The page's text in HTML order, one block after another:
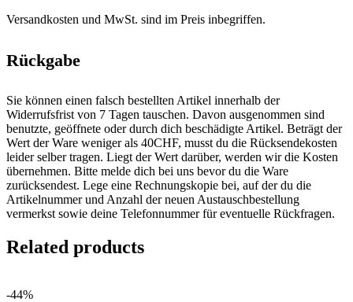
Versandkosten und MwSt. sind im Preis inbegriffen.
Rückgabe
Sie können einen falsch bestellten Artikel innerhalb der
Widerrufsfrist von 7 Tagen tauschen. Davon ausgenommen sind
benutzte, geöffnete oder durch dich beschädigte Artikel. Beträgt der
Wert der Ware weniger als 40CHF, musst du die Rücksendekosten
leider selber tragen. Liegt der Wert darüber, werden wir die Kosten
übernehmen. Bitte melde dich bei uns bevor du die Ware
zurücksendest. Lege eine Rechnungskopie bei, auf der du die
Artikelnummer und Anzahl der neuen Austauschbestellung
vermerkst sowie deine Telefonnummer für eventuelle Rückfragen.
Related products
-44%